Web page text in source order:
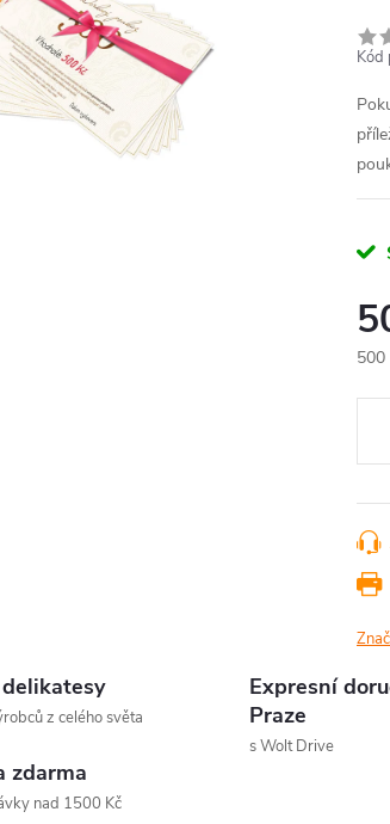
Kód
500
z celého světa
Expresní
Praze
s Wolt Drive
zdarma
nad 1500 Kč